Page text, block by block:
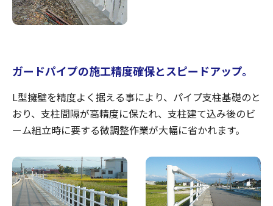
ガードパイプの施工精度確保とスピードアップ。
L型擁壁を精度よく据える事により、パイプ支柱基礎のと
おり、支柱間隔が高精度に保たれ、支柱建て込み後のビ
ーム組立時に要する微調整作業が大幅に省かれます。